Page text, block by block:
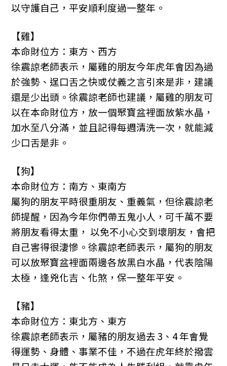
以守護自己，平安順利度過一整年。
【雞】
本命財位方：東方、西方
徐震諒老師表示，屬雞的朋友今年虎年會因為過
於強勢、逞口舌之快或仗義之言引來是非，建議
還是少出頭。徐震諒老師也建議，屬雞的朋友可
以在本命財位方，放一個聚寶盆裡面放紫水晶，
加水至八分滿，並且記得每週清洗一次，就能減
少口舌是非。
【狗】
本命財位方：南方、東南方
屬狗的朋友平時很重朋友、重義氣，但徐震諒老
師提醒，因為今年你們帶五鬼小人，可千萬不要
將朋友看得太重， 以免不小心交到壞朋友，會把
自己害得很淒慘。徐震諒老師表示，屬狗的朋友
可以放聚寶盆裡面兩邊各放黑白水晶，代表陰陽
太極，逢兇化吉、化煞，保一整年平安。
【豬】
本命財位方：東北方、東方
徐震諒老師表示，屬豬的朋友過去 3、4 年會覺
得運勢、身體、事業不佳，不過在虎年終於撥雲